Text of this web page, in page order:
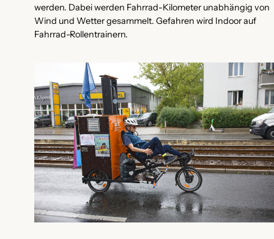
werden. Dabei werden Fahrrad-Kilometer unabhängig von
Wind und Wetter gesammelt. Gefahren wird Indoor auf
Fahrrad-Rollentrainern.